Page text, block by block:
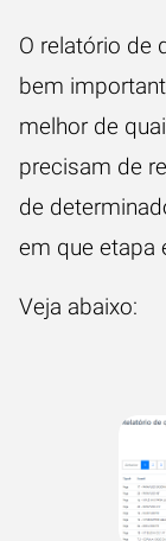
O relatório de
bem
melhor de
precisam de
de
em que etapa
Veja abaixo: